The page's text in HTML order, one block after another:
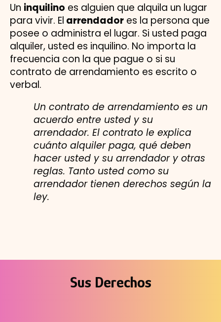
Un inquilino es alguien que alquila un lugar
para vivir. El arrendador es la persona que
posee o administra el lugar. Si usted paga
alquiler, usted es inquilino. No importa la
frecuencia con la que pague o si su
contrato de arrendamiento es escrito o
verbal.
Un contrato de arrendamiento es un
acuerdo entre usted y su
arrendador. El contrato le explica
cuánto alquiler paga, qué deben
hacer usted y su arrendador y otras
reglas. Tanto usted como su
arrendador tienen derechos según la
ley.
Sus Derechos